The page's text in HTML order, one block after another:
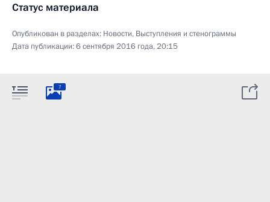
Статус материала
Опубликован в разделах: Новости, Выступления и стенограммы
Дата публикации:6 сентября 2016 года, 20:15
7